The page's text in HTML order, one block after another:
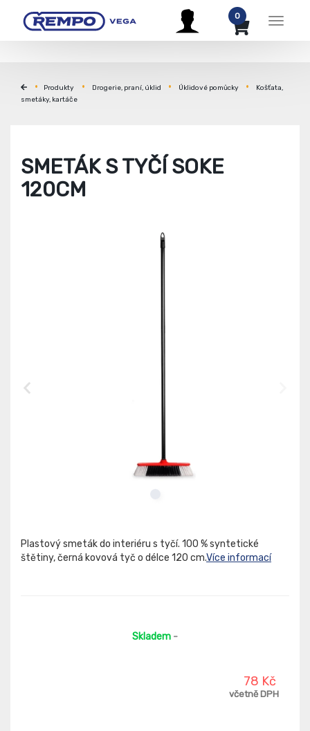
Menu
0
Produkty Drogerie, praní, úklid Úklidové pomůcky
Košťata,
smetáky, kartáče
SMETÁK S TYČÍ SOKE
120CM
Plastový smeták do interiéru s tyčí. 100 % syntetické
štětiny, černá kovová tyč o délce 120 cm.Více informací
Skladem -
78 Kč
včetně DPH